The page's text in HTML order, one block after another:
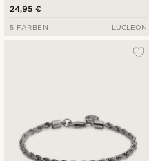
24,95 €
5 FARBEN LUCLEON